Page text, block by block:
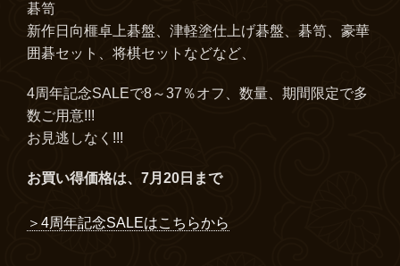
碁笥
新作日向榧卓上碁盤、津軽塗仕上げ碁盤、碁笥、豪華
囲碁セット、将棋セットなどなど、
4周年記念SALEで8～37％オフ、数量、期間限定で多
数ご用意!!!
お見逃しなく!!!
お買い得価格は、7月20日まで
＞4周年記念SALEはこちらから